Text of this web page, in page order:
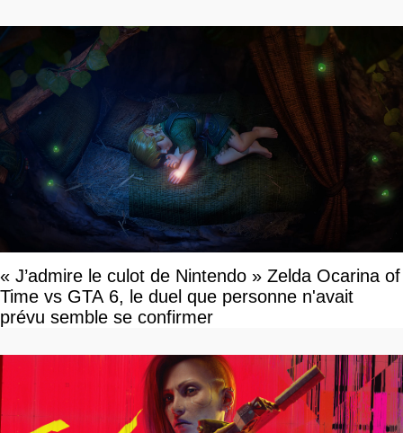
« J’admire le culot de Nintendo » Zelda Ocarina of
Time vs GTA 6, le duel que personne n'avait
prévu semble se confirmer